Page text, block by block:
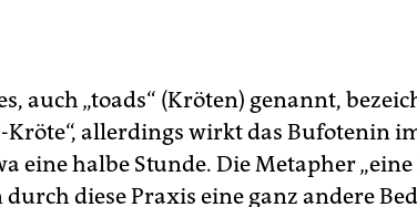
auch „toads“ (Kröten) genannt,
Kröte“, allerdings wirkt das Bufotenin
eine halbe Stunde. Die Metapher
diese Praxis eine ganz andere